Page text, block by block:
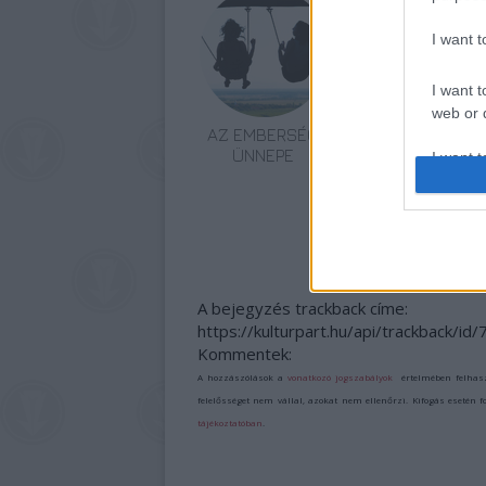
I want
I want
web or
I want
AZ EMBERSÉG
ÜNNEPE
EZER EMBERRE
HANEM EGY
VÁLOGATOTT
A bejegyzés trackback címe:
https://kulturpart.hu/api/trackback/id/
Kommentek:
A hozzászólások avonatkozó jogszabályok értelmében
felelősséget nem vállal, azokat nem ellenőrzi. Kifogás esetén
tájékoztatóban